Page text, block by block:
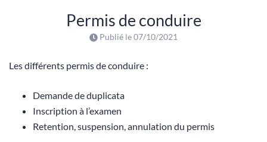
Permis de conduire
Publié le07/10/2021
Les différents permis de conduire :
Demande de duplicata
Inscription à l’examen
Retention, suspension, annulation du permis